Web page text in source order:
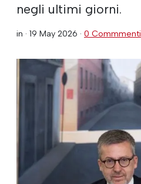
negli ultimi giorni.
in · 19 May 2026 · 0 Commmenti